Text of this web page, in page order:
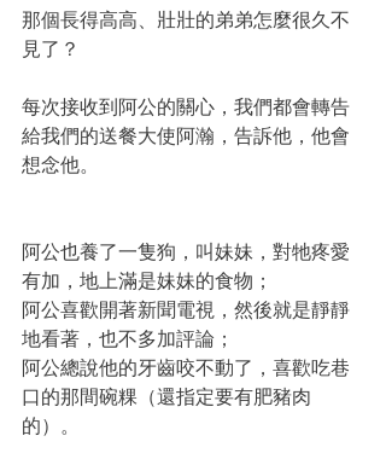
那個長得高高、壯壯的弟弟怎麼很久不
見了？
每次接收到阿公的關心，我們都會轉告
給我們的送餐大使阿瀚，告訴他，他會
想念他。
阿公也養了一隻狗，叫妹妹，對牠疼愛
有加，地上滿是妹妹的食物；
阿公喜歡開著新聞電視，然後就是靜靜
地看著，也不多加評論；
阿公總說他的牙齒咬不動了，喜歡吃巷
口的那間碗粿（還指定要有肥豬肉
的）。